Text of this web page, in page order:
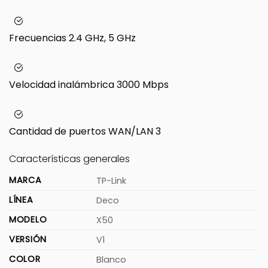
Frecuencias2.4 GHz, 5 GHz
Velocidad inalámbrica3000 Mbps
Cantidad de puertos WAN/LAN3
Características generales
MARCA
TP-Link
LÍNEA
Deco
MODELO
X50
VERSIÓN
V1
COLOR
Blanco